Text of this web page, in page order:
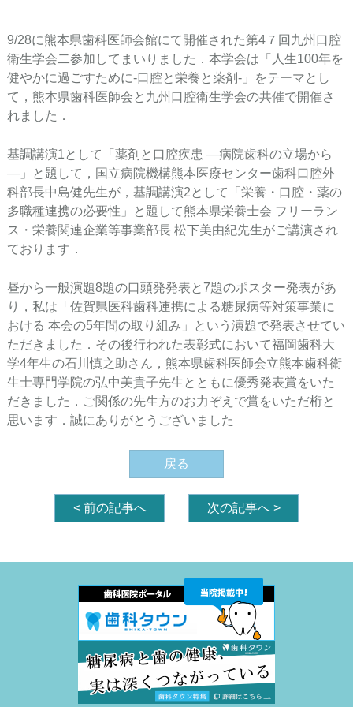
9/28に熊本県歯科医師会館にて開催された第4７回九州口腔
衛生学会二参加してまいりました．本学会は「人生100年を
健やかに過ごすために-口腔と栄養と薬剤-」をテーマとし
て，熊本県歯科医師会と九州口腔衛生学会の共催で開催さ
れました．
基調講演1として「薬剤と口腔疾患 ―病院歯科の立場から
―」と題して，国立病院機構熊本医療センター歯科口腔外
科部長中島健先生が，基調講演2として「栄養・口腔・薬の
多職種連携の必要性」と題して熊本県栄養士会 フリーラン
ス・栄養関連企業等事業部長 松下美由紀先生がご講演され
ております．
昼から一般演題8題の口頭発発表と7題のポスター発表があ
り，私は「佐賀県医科歯科連携による糖尿病等対策事業に
おける 本会の5年間の取り組み」という演題で発表させてい
ただきました．その後行われた表彰式において福岡歯科大
学4年生の石川慎之助さん，熊本県歯科医師会立熊本歯科衛
生士専門学院の弘中美貴子先生とともに優秀発表賞をいた
だきました．ご関係の先生方のお力ぞえで賞をいただ桁と
思います．誠にありがとうございました
戻る
< 前の記事へ 次の記事へ>